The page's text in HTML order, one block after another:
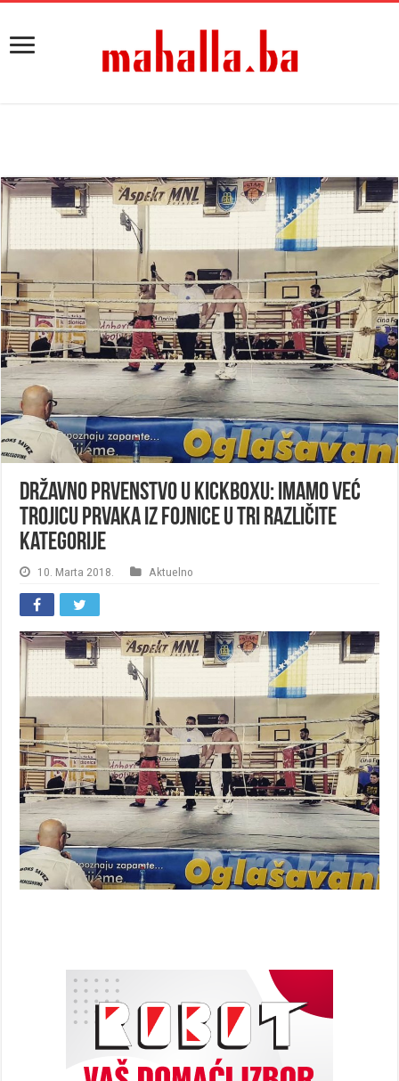
Državno prvenstvo u kickboxu: Imamo već
trojicu prvaka iz Fojnice u tri različite
kategorije
10. Marta 2018. Aktuelno